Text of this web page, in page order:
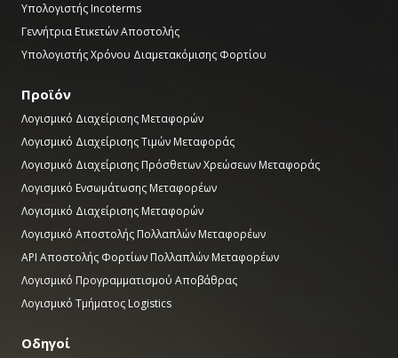
Υπολογιστής Incoterms
Γεννήτρια Ετικετών Αποστολής
Υπολογιστής Χρόνου Διαμετακόμισης Φορτίου
Προϊόν
Λογισμικό Διαχείρισης Μεταφορών
Λογισμικό Διαχείρισης Τιμών Μεταφοράς
Λογισμικό Διαχείρισης Πρόσθετων Χρεώσεων Μεταφοράς
Λογισμικό Ενσωμάτωσης Μεταφορέων
Λογισμικό Διαχείρισης Μεταφορών
Λογισμικό Αποστολής Πολλαπλών Μεταφορέων
API Αποστολής Φορτίων Πολλαπλών Μεταφορέων
Λογισμικό Προγραμματισμού Αποβάθρας
Λογισμικό Τμήματος Logistics
Οδηγοί